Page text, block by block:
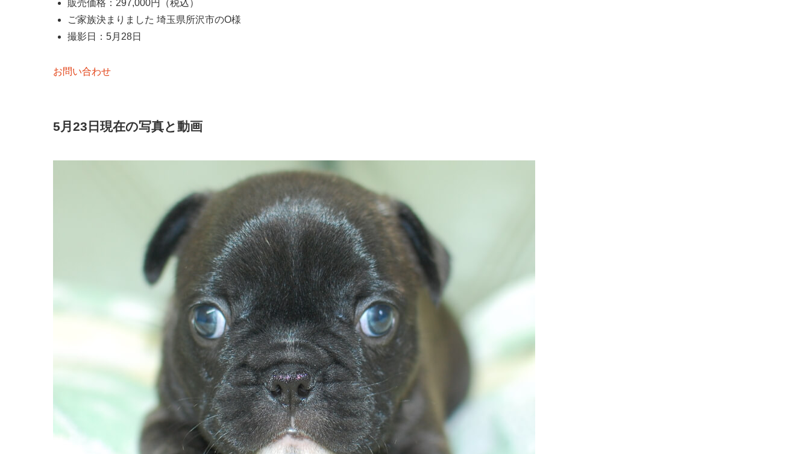
販売価格：297,000円（税込）
ご家族決まりました 埼玉県所沢市のO様
撮影日：5月28日
お問い合わせ
5月23日現在の写真と動画